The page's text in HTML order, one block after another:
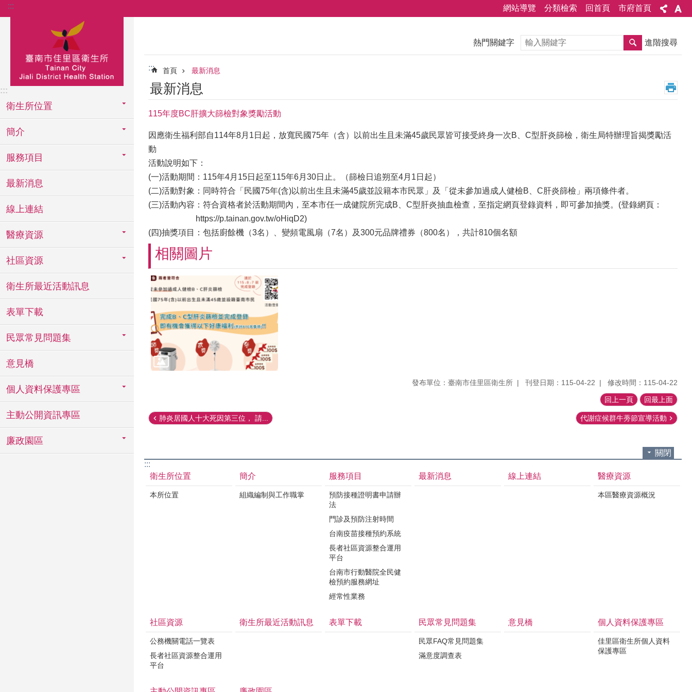
跳到主要內容區塊
::: 網站導覽 分類檢索 回首頁 市府首頁
:::
衛生所位置
簡介
服務項目
最新消息
線上連結
醫療資源
社區資源
衛生所最近活動訊息
表單下載
民眾常見問題集
意見橋
個人資料保護專區
主動公開資訊專區
廉政園區
熱門關鍵字 搜尋 進階搜尋
::: 首頁 最新消息
最新消息
115年度BC肝擴大篩檢對象獎勵活動
因應衛生福利部自114年8月1日起，放寬民國75年（含）以前出生且未滿45歲民眾皆可接受終身一次B、C型肝炎篩檢，衛生局特辦理旨揭獎勵活
動
活動說明如下：
(一)活動期間：115年4月15日起至115年6月30日止。（篩檢日追朔至4月1日起）
(二)活動對象：同時符合「民國75年(含)以前出生且未滿45歲並設籍本市民眾」及「從未參加過成人健檢B、C肝炎篩檢」兩項條件者。
(三)活動內容：符合資格者於活動期間內，至本市任一成健院所完成B、C型肝炎抽血檢查，至指定網頁登錄資料，即可參加抽獎。(登錄網頁：
https://p.tainan.gov.tw/oHiqD2)
(四)抽獎項目：包括廚餘機（3名）、變頻電風扇（7名）及300元品牌禮券（800名），共計810個名額
相關圖片
發布單位：臺南市佳里區衛生所 刊登日期：115-04-22 修改時間：115-04-22
回上一頁 回最上面
肺炎居國人十大死因第三位， 請... 代謝症候群牛蒡節宣導活動
關閉
:::
衛生所位置
本所位置
簡介
組織編制與工作職掌
服務項目
預防接種證明書申請辦
法
門診及預防注射時間
台南疫苗接種預約系統
長者社區資源整合運用
平台
台南市行動醫院全民健
檢預約服務網址
經常性業務
最新消息 線上連結 醫療資源
本區醫療資源概況
社區資源
公務機關電話一覽表
長者社區資源整合運用
平台
衛生所最近活動訊息 表單下載 民眾常見問題集
民眾FAQ常見問題集
滿意度調查表
意見橋 個人資料保護專區
佳里區衛生所個人資料
保護專區